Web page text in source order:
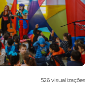
526 visualizações